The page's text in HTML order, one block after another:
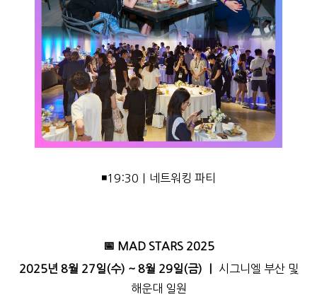
◾19:30｜네트워킹 파티
📅 MAD STARS 2025
2025년 8월 27일(수) ~ 8월 29일(금) ｜
시그니엘 부산 및
해운대 일원